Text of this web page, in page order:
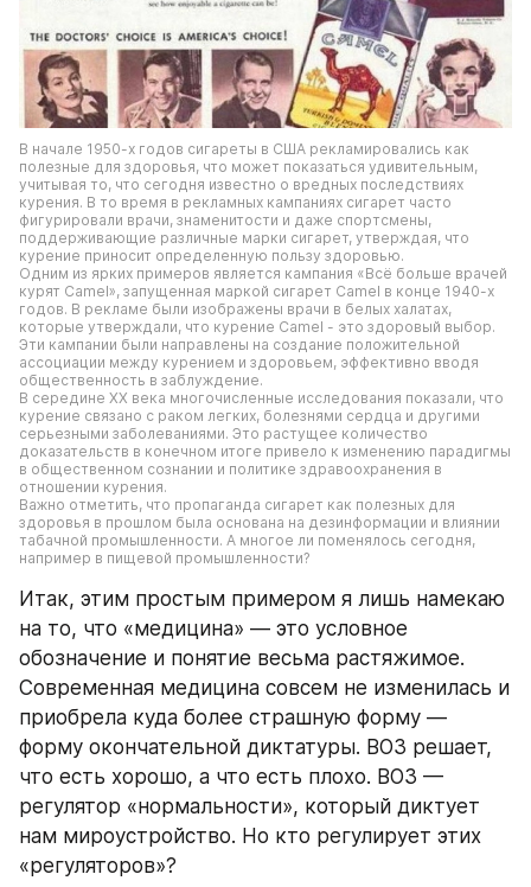
В начале 1950-х годов сигареты в США рекламировались как
полезные для здоровья, что может показаться удивительным,
учитывая то, что сегодня известно о вредных последствиях
курения. В то время в рекламных кампаниях сигарет часто
фигурировали врачи, знаменитости и даже спортсмены,
поддерживающие различные марки сигарет, утверждая, что
курение приносит определенную пользу здоровью.
Одним из ярких примеров является кампания «Всё больше врачей
курят Camel», запущенная маркой сигарет Camel в конце 1940-х
годов. В рекламе были изображены врачи в белых халатах,
которые утверждали, что курение Camel - это здоровый выбор.
Эти кампании были направлены на создание положительной
ассоциации между курением и здоровьем, эффективно вводя
общественность в заблуждение.
В середине XX века многочисленные исследования показали, что
курение связано с раком легких, болезнями сердца и другими
серьезными заболеваниями. Это растущее количество
доказательств в конечном итоге привело к изменению парадигмы
в общественном сознании и политике здравоохранения в
отношении курения.
Важно отметить, что пропаганда сигарет как полезных для
здоровья в прошлом была основана на дезинформации и влиянии
табачной промышленности. А многое ли поменялось сегодня,
например в пищевой промышленности?
Итак, этим простым примером я лишь намекаю
на то, что «медицина» — это условное
обозначение и понятие весьма растяжимое.
Современная медицина совсем не изменилась и
приобрела куда более страшную форму —
форму окончательной диктатуры. ВОЗ решает,
что есть хорошо, а что есть плохо. ВОЗ —
регулятор «нормальности», который диктует
нам мироустройство. Но кто регулирует этих
«регуляторов»?